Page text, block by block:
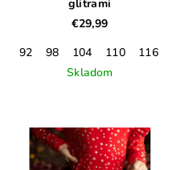
glitrami
€29,99
92
98 104 110 116
Skladom